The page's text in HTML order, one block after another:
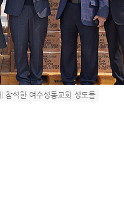
참석한 여수성동교회 성도들